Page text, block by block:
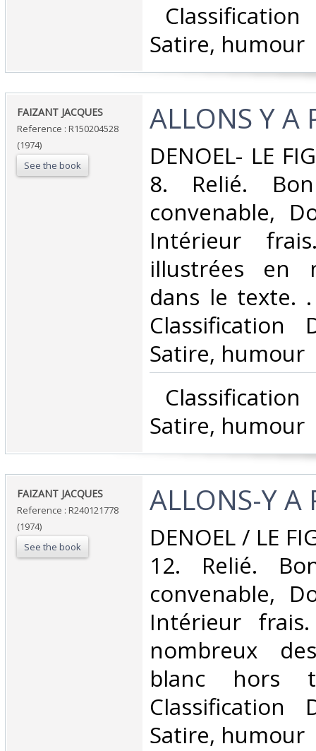
Satire, humour‎
‎FAIZANT JACQUES‎
Reference : R150204528
(1974)
See the book
‎ALLONS Y A
‎DENOEL- LE
8. Relié.
convenable,
Intérieur
illustrées en
dans le texte.
Classification
Satire, humour‎
Satire, humour‎
‎FAIZANT JACQUES‎
Reference : R240121778
(1974)
See the book
‎ALLONS-Y A
‎DENOEL / LE
12. Relié.
convenable,
Intérieur
nombreux
blanc
Classification
Satire, humour‎